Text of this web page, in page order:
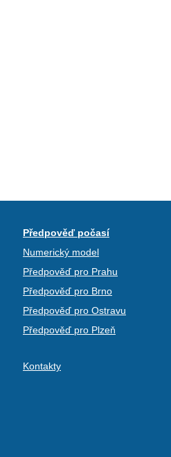
Předpověď počasí
Numerický model
Předpověď pro Prahu
Předpověď pro Brno
Předpověď pro Ostravu
Předpověď pro Plzeň
Kontakty